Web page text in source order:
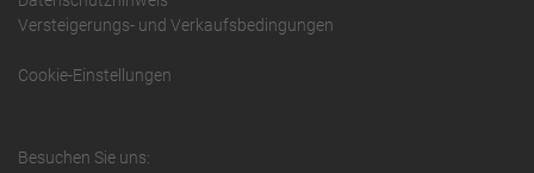
Versteigerungs- und Verkaufsbedingungen
Cookie-Einstellungen
Besuchen Sie uns: